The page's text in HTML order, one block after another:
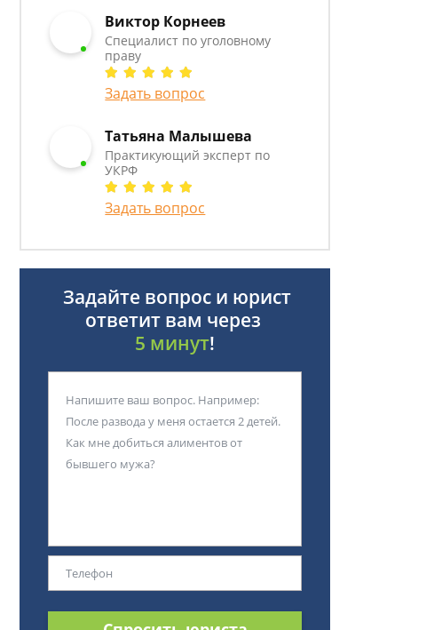
Виктор Корнеев
Cпециалист по уголовному
праву
Задать вопрос
Татьяна Малышева
Практикующий эксперт по
УКРФ
Задать вопрос
Задайте вопрос и юрист
ответит вам через
5 минут!